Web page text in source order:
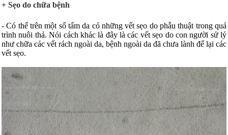
+ Sẹo do chữa bệnh
- Có thể trên một số tấm da có những vết sẹo do phẫu thuật trong quá
trình nuôi thả. Nói cách khác là đây là các vết sẹo do con người sử lý
như chữa các vết rách ngoài da, bệnh ngoài da đã chưa lành để lại các
vết sẹo.